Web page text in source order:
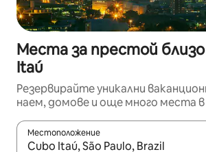
Места за престой
Itaú
Резервирайте уникални
наем, домове и още много места
Местоположение
Когато резултатите се покажат,